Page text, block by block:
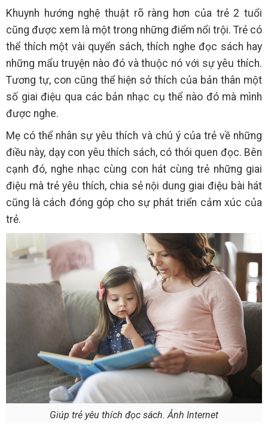
Khuynh hướng nghệ thuật rõ ràng hơn của trẻ 2 tuổi
cũng được xem là một trong những điểm nổi trội. Trẻ có
thể thích một vài quyển sách, thích nghe đọc sách hay
những mẩu truyện nào đó và thuộc nó với sự yêu thích.
Tương tự, con cũng thể hiện sở thích của bản thân một
số giai điệu qua các bản nhạc cụ thể nào đó mà mình
được nghe.
Mẹ có thể nhân sự yêu thích và chú ý của trẻ về những
điều này, dạy con yêu thích sách, có thói quen đọc. Bên
cạnh đó, nghe nhạc cùng con hát cùng trẻ những giai
điệu mà trẻ yêu thích, chia sẻ nội dung giai điệu bài hát
cũng là cách đóng góp cho sự phát triển cảm xúc của
trẻ.
Giúp trẻ yêu thích đọc sách. Ảnh Internet